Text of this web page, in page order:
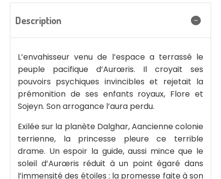
Description
L’envahisseur venu de l’espace a terrassé le
peuple pacifique d’Aurœris. Il croyait ses
pouvoirs psychiques invincibles et rejetait la
prémonition de ses enfants royaux, Flore et
Sojeyn. Son arrogance l’aura perdu.
Exilée sur la planète Dalghar, Aancienne colonie
terrienne, la princesse pleure ce terrible
drame. Un espoir la guide, aussi mince que le
soleil d’Aurœris réduit à un point égaré dans
l’immensité des étoiles : la promesse faite à son